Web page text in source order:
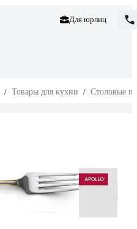
Для юрлиц
/ Товары для кухни / Столовые